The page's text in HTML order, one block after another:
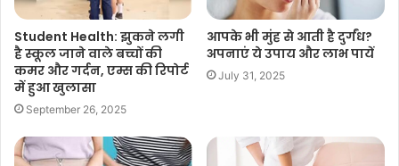
Student Health: झुकने लगी
है स्कूल जाने वाले बच्चों की
कमर और गर्दन, एम्स की रिपोर्ट
में हुआ खुलासा
September 26, 2025
आपके भी मुंह से आती है दुर्गंध?
अपनाएं ये उपाय और लाभ पायें
July 31, 2025